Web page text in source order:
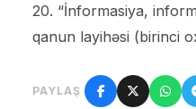
20. “İnformasiya,
qanun layihəsi (birinci
PAYLAŞ